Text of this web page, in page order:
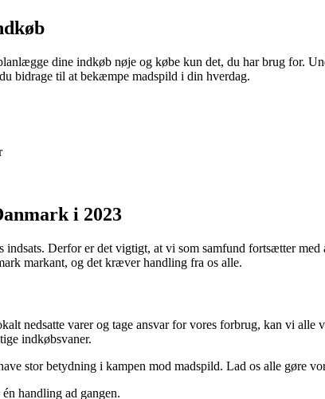
dine indkøb nøje og købe kun det, du har brug for.
bidrage til at bekæmpe madspild i din hverdag.
i 2023
Derfor er det vigtigt, at vi som samfund fortsætter
markant, og det kræver handling fra os alle.
nedsatte varer og tage ansvar for vores forbrug, kan vi
indkøbsvaner.
stor betydning i kampen mod madspild. Lad os alle gøre
handling ad gangen.